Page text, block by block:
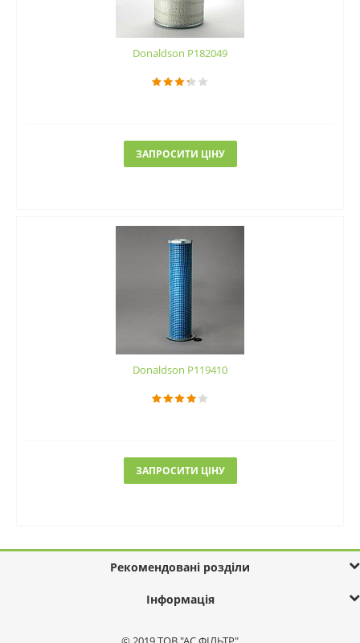
Donaldson P182049
ЗАПРОСИТИ ЦІНУ
Donaldson P119410
ЗАПРОСИТИ ЦІНУ
Рекомендовані розділи
Інформація